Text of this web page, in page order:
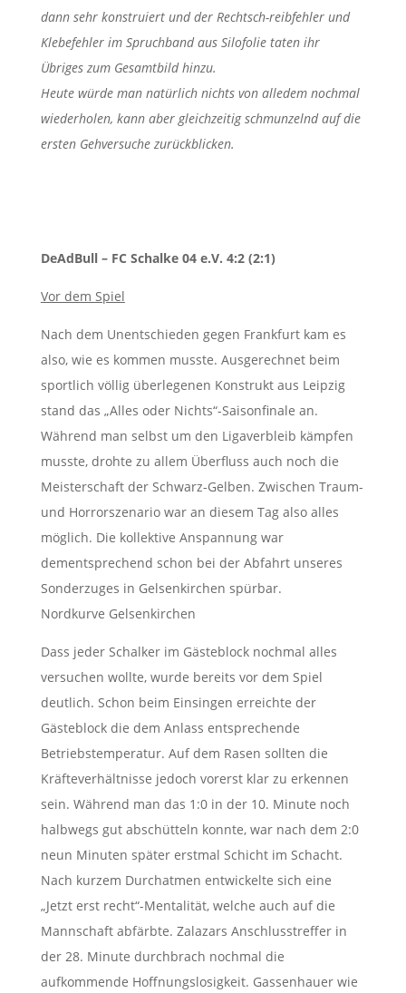
dann sehr konstruiert und der Rechtsch-reibfehler und
Klebefehler im Spruchband aus Silofolie taten ihr
Übriges zum Gesamtbild hinzu.
Heute würde man natürlich nichts von alledem nochmal
wiederholen, kann aber gleichzeitig schmunzelnd auf die
ersten Gehversuche zurückblicken.
DeAdBull – FC Schalke 04 e.V. 4:2 (2:1)
Vor dem Spiel
Nach dem Unentschieden gegen Frankfurt kam es
also, wie es kommen musste. Ausgerechnet beim
sportlich völlig überlegenen Konstrukt aus Leipzig
stand das „Alles oder Nichts“-Saisonfinale an.
Während man selbst um den Ligaverbleib kämpfen
musste, drohte zu allem Überfluss auch noch die
Meisterschaft der Schwarz-Gelben. Zwischen Traum-
und Horrorszenario war an diesem Tag also alles
möglich. Die kollektive Anspannung war
dementsprechend schon bei der Abfahrt unseres
Sonderzuges in Gelsenkirchen spürbar.
Nordkurve Gelsenkirchen
Dass jeder Schalker im Gästeblock nochmal alles
versuchen wollte, wurde bereits vor dem Spiel
deutlich. Schon beim Einsingen erreichte der
Gästeblock die dem Anlass entsprechende
Betriebstemperatur. Auf dem Rasen sollten die
Kräfteverhältnisse jedoch vorerst klar zu erkennen
sein. Während man das 1:0 in der 10. Minute noch
halbwegs gut abschütteln konnte, war nach dem 2:0
neun Minuten später erstmal Schicht im Schacht.
Nach kurzem Durchatmen entwickelte sich eine
„Jetzt erst recht“-Mentalität, welche auch auf die
Mannschaft abfärbte. Zalazars Anschlusstreffer in
der 28. Minute durchbrach nochmal die
aufkommende Hoffnungslosigkeit. Gassenhauer wie